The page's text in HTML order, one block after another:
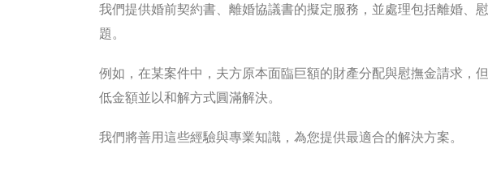
我們提供婚前契約書、離婚協議書的擬定服務，並處理包括離婚、
題。
例如，在某案件中，夫方原本面臨巨額的財產分配與慰撫金請求，
低金額並以和解方式圓滿解決。
我們將善用這些經驗與專業知識，為您提供最適合的解決方案。